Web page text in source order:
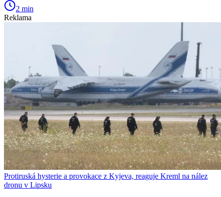
2 min
Reklama
Protiruská hysterie a provokace z Kyjeva, reaguje Kreml na nález
dronu v Lipsku